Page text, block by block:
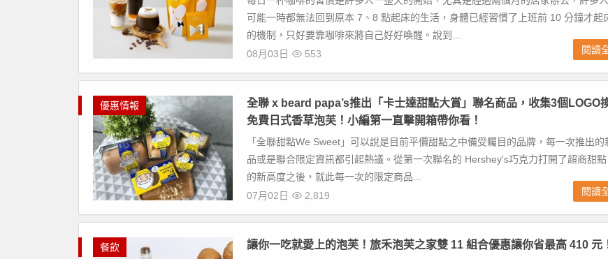
可能一時都無法回到原本 7、8 點起床的生活，身體已經習慣了上班前 10 分鐘才起
的機制，只好要靠咖啡來將自己好好喚醒。說到...
08月03日
553 閱讀
優惠情報
全聯 x beard papa’s推出「卡士達甜點大賞」聯名商品，收集3個LOGO
免費日式香草泡芙！小編第一直擊開箱帶你看！
「全聯甜點We Sweet」可以說是目前平價甜點之中備受矚目的品牌，每一次推出的
品或是聯合限定資訊都引起熱議。從第一次聯名的 Hershey's巧克力打開了超商甜點
的新高度之後，就此每一次的限定商品...
07月02日
2,819 閱讀
餐飲 讓你一吃就愛上的泡芙！旅禾泡芙之家雙 11 組合優惠讓你省最高 410 元